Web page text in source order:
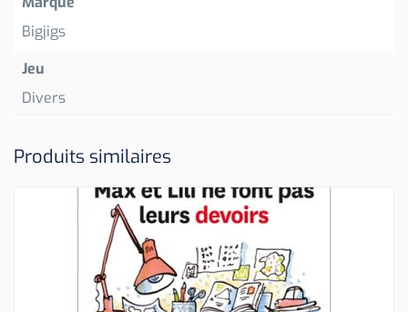
Bigjigs
Jeu
Divers
Produits similaires